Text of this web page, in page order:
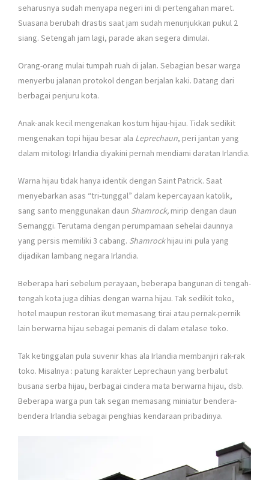
seharusnya sudah menyapa negeri ini di pertengahan maret.
Suasana berubah drastis saat jam sudah menunjukkan pukul 2
siang. Setengah jam lagi, parade akan segera dimulai.
Orang-orang mulai tumpah ruah di jalan. Sebagian besar warga
menyerbu jalanan protokol dengan berjalan kaki. Datang dari
berbagai penjuru kota.
Anak-anak kecil mengenakan kostum hijau-hijau. Tidak sedikit
mengenakan topi hijau besar ala Leprechaun, peri jantan yang
dalam mitologi Irlandia diyakini pernah mendiami daratan Irlandia.
Warna hijau tidak hanya identik dengan Saint Patrick. Saat
menyebarkan asas “tri-tunggal” dalam kepercayaan katolik,
sang santo menggunakan daun Shamrock, mirip dengan daun
Semanggi. Terutama dengan perumpamaan sehelai daunnya
yang persis memiliki 3 cabang. Shamrockhijau ini pula yang
dijadikan lambang negara Irlandia.
Beberapa hari sebelum perayaan, beberapa bangunan di tengah-
tengah kota juga dihias dengan warna hijau. Tak sedikit toko,
hotel maupun restoran ikut memasang tirai atau pernak-pernik
lain berwarna hijau sebagai pemanis di dalam etalase toko.
Tak ketinggalan pula suvenir khas ala Irlandia membanjiri rak-rak
toko. Misalnya : patung karakter Leprechaun yang berbalut
busana serba hijau, berbagai cindera mata berwarna hijau, dsb.
Beberapa warga pun tak segan memasang miniatur bendera-
bendera Irlandia sebagai penghias kendaraan pribadinya.